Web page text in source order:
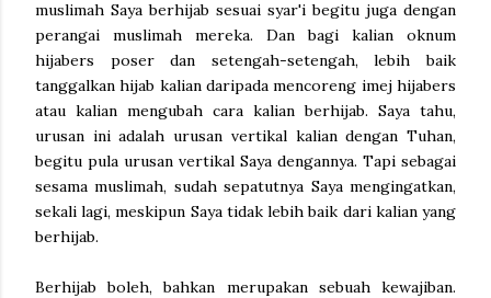
muslimah Saya berhijab sesuai syar'i begitu juga dengan
perangai muslimah mereka. Dan bagi kalian oknum
hijabers poser dan setengah-setengah, lebih baik
tanggalkan hijab kalian daripada mencoreng imej hijabers
atau kalian mengubah cara kalian berhijab. Saya tahu,
urusan ini adalah urusan vertikal kalian dengan Tuhan,
begitu pula urusan vertikal Saya dengannya. Tapi sebagai
sesama muslimah, sudah sepatutnya Saya mengingatkan,
sekali lagi, meskipun Saya tidak lebih baik dari kalian yang
berhijab.
Berhijab boleh, bahkan merupakan sebuah kewajiban.